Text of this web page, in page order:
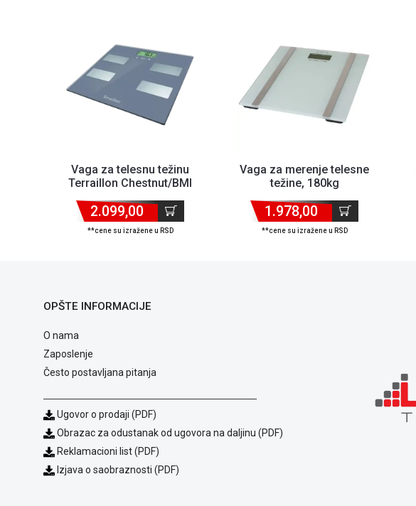
Vaga za telesnu težinu
Terraillon Chestnut/BMI
2.099,00
**cene su izražene u RSD
Vaga za merenje telesne
težine, 180kg
1.978,00
**cene su izražene u RSD
OPŠTE INFORMACIJE
O nama
Zaposlenje
Često postavljana pitanja
Ugovor o prodaji (PDF)
Obrazac za odustanak od ugovora na daljinu (PDF)
Reklamacioni list (PDF)
Izjava o saobraznosti (PDF)